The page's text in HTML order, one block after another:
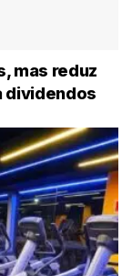
mas reduz
dividendos